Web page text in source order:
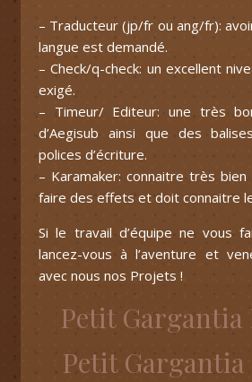
– Traducteur (jp/fr ou ang/fr):
langue est demandé.
– Check/q-check: un excellent
exigé.
– Timeur/ Editeur: une très
d’Aegisub ainsi que des
polices d’écriture.
– Karamaker: connaitre très
faire des effets et doit connaitre
Si le travail d’équipe ne vous
lancez-vous à l’aventure et
avec nous nos Projets !
Petit Gargantia
Petit Gargantia